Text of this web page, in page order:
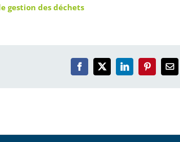
gestion des déchets
Facebook
X LinkedInPinterest